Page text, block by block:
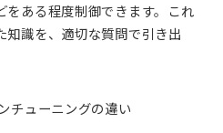
をある程度制御できます。これ
知識を、適切な質問で引き出
チューニングの違い